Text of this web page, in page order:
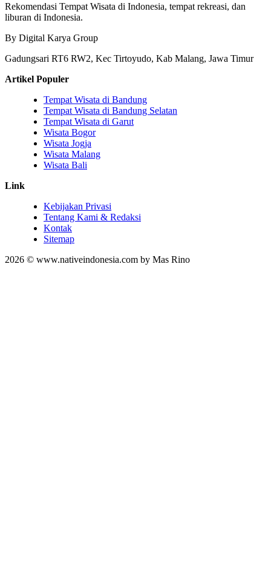
Rekomendasi Tempat Wisata di Indonesia, tempat rekreasi, dan
liburan di Indonesia.
By Digital Karya Group
Gadungsari RT6 RW2, Kec Tirtoyudo, Kab Malang, Jawa Timur
Artikel Populer
Tempat Wisata di Bandung
Tempat Wisata di Bandung Selatan
Tempat Wisata di Garut
Wisata Bogor
Wisata Jogja
Wisata Malang
Wisata Bali
Link
Kebijakan Privasi
Tentang Kami & Redaksi
Kontak
Sitemap
2026 © www.nativeindonesia.com by Mas Rino